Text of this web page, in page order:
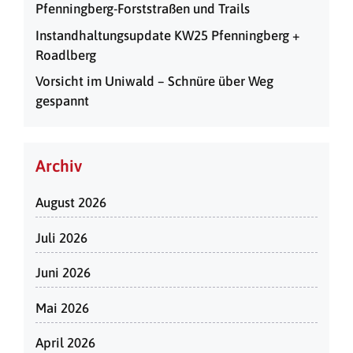
Pfenningberg-Forststraßen und Trails
Instandhaltungsupdate KW25 Pfenningberg +
Roadlberg
Vorsicht im Uniwald – Schnüre über Weg
gespannt
Archiv
August 2026
Juli 2026
Juni 2026
Mai 2026
April 2026